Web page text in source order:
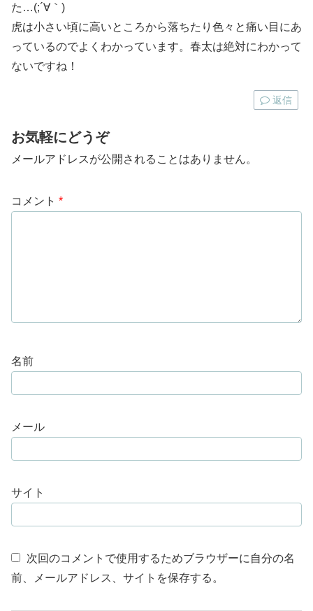
た…(;´∀｀)
虎は小さい頃に高いところから落ちたり色々と痛い目にあ
っているのでよくわかっています。春太は絶対にわかって
ないですね！
返信
お気軽にどうぞ
メールアドレスが公開されることはありません。
コメント *
名前
メール
サイト
次回のコメントで使用するためブラウザーに自分の名
前、メールアドレス、サイトを保存する。